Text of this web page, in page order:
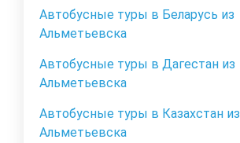
Автобусные туры в Беларусь из
Альметьевска
Автобусные туры в Дагестан из
Альметьевска
Автобусные туры в Казахстан из
Альметьевска